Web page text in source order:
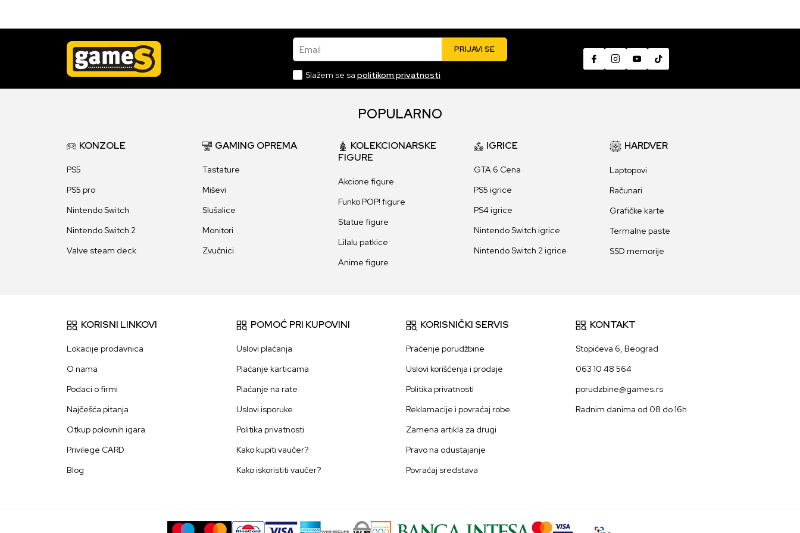
Email PRIJAVI SE
Slažem se sa politikom privatnosti
POPULARNO
KONZOLE
PS5
PS5 pro
Nintendo Switch
Nintendo Switch 2
Valve steam deck
GAMING OPREMA
Tastature
Miševi
Slušalice
Monitori
Zvučnici
KOLEKCIONARSKE
FIGURE
Akcione figure
Funko POP! figure
Statue figure
Lilalu patkice
Anime figure
IGRICE
GTA 6 Cena
PS5 igrice
PS4 igrice
Nintendo Switch igrice
Nintendo Switch 2 igrice
HARDVER
Laptopovi
Računari
Grafičke karte
Termalne paste
SSD memorije
KORISNI LINKOVI
Lokacije prodavnica
O nama
Podaci o firmi
Najčešća pitanja
Otkup polovnih igara
Privilege CARD
Blog
POMOĆ PRI KUPOVINI
Uslovi plaćanja
Plaćanje karticama
Plaćanje na rate
Uslovi isporuke
Politika privatnosti
Kako kupiti vaučer?
Kako iskoristiti vaučer?
KORISNIČKI SERVIS
Praćenje porudžbine
Uslovi korišćenja i prodaje
Politika privatnosti
Reklamacije i povraćaj robe
Zamena artikla za drugi
Pravo na odustajanje
Povraćaj sredstava
KONTAKT
Stopićeva 6, Beograd
063 10 48 564
porudzbine@games.rs
Radnim danima od 08 do 16h